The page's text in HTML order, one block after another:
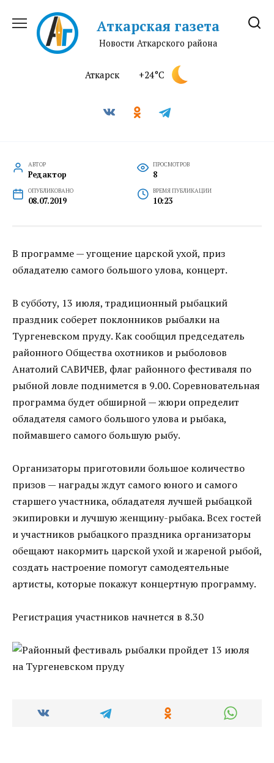
содержанию
Аткарская газета
Новости Аткарского района
Аткарск +24°C
АВТОР
Редактор
ПРОСМОТРОВ
8
ОПУБЛИКОВАНО
08.07.2019
ВРЕМЯ ПУБЛИКАЦИИ
10:23
В программе — угощение царской ухой, приз
обладателю самого большого улова, концерт.
В субботу, 13 июля, традиционный рыбацкий
праздник соберет поклонников рыбалки на
Тургеневском пруду. Как сообщил председатель
районного Общества охотников и рыболовов
Анатолий САВИЧЕВ, флаг районного фестиваля по
рыбной ловле поднимется в 9.00. Соревновательная
программа будет обширной — жюри определит
обладателя самого большого улова и рыбака,
поймавшего самого большую рыбу.
Организаторы приготовили большое количество
призов — награды ждут самого юного и самого
старшего участника, обладателя лучшей рыбацкой
экипировки и лучшую женщину-рыбака. Всех гостей
и участников рыбацкого праздника организаторы
обещают накормить царской ухой и жареной рыбой,
создать настроение помогут самодеятельные
артисты, которые покажут концертную программу.
Регистрация участников начнется в 8.30